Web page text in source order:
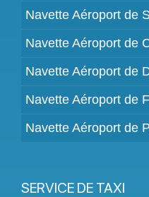
Navette Aéroport de
Navette Aéroport de
Navette Aéroport de
Navette Aéroport de
Navette Aéroport de
SERVICE DE TAXI